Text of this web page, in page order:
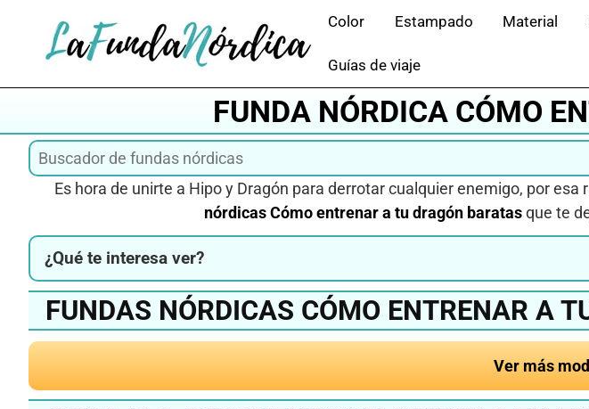
contenido
Color Estampado Material
Guías de viaje
FUNDA NÓRDICA CÓMO
Es hora de unirte a Hipo y Dragón para derrotar cualquier enemigo, por esa
nórdicas Cómo entrenar a tu dragón baratasque te
¿Qué te interesa ver?
FUNDAS NÓRDICAS CÓMO ENTRENAR A
Ver más